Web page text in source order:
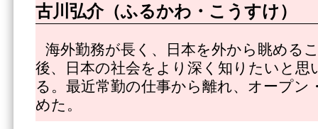
古川弘介（ふるかわ・こうすけ）
海外勤務が長く、日本を外から眺める
後、日本の社会をより深く知りたいと思
る。最近常勤の仕事から離れ、オープン
めた。